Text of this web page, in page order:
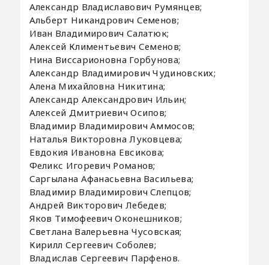
Александр Владиславович Румянцев;
Альберт Никандрович Семенов;
Иван Владимирович Салатюк;
Алексей Климентьевич Семенов;
Нина Виссарионовна Горбунова;
Александр Владимирович Чудиновских;
Алена Михайловна Никитина;
Александр Александрович Ильин;
Алексей Дмитриевич Осипов;
Владимир Владимирович Аммосов;
Наталья Викторовна Луковцева;
Евдокия Ивановна Евсикова;
Феликс Игоревич Романов;
Саргылана Афанасьевна Васильева;
Владимир Владимирович Слепцов;
Андрей Викторович Лебедев;
Яков Тимофеевич Оконешников;
Светлана Валерьевна Чусовская;
Кирилл Сергеевич Соболев;
Владислав Сергеевич Парфенов.